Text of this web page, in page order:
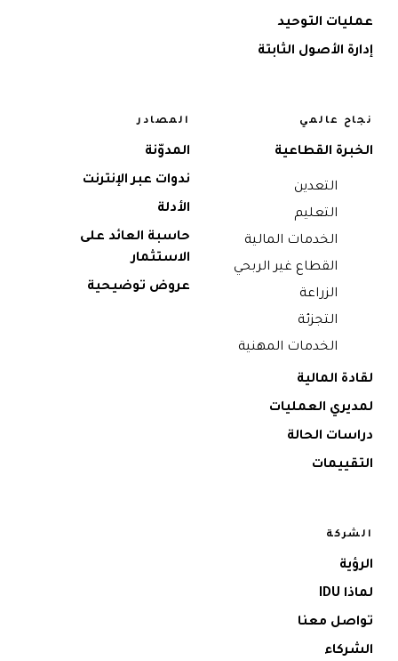
عمليات التوحيد
إدارة الأصول الثابتة
نجاح عالمي
الخبرة القطاعية
التعدين
التعليم
الخدمات المالية
القطاع غير الربحي
الزراعة
التجزئة
الخدمات المهنية
لقادة المالية
لمديري العمليات
دراسات الحالة
التقييمات
المصادر
المدوّنة
ندوات عبر الإنترنت
الأدلة
حاسبة العائد على
الاستثمار
عروض توضيحية
الشركة
الرؤية
لماذا IDU
تواصل معنا
الشركاء